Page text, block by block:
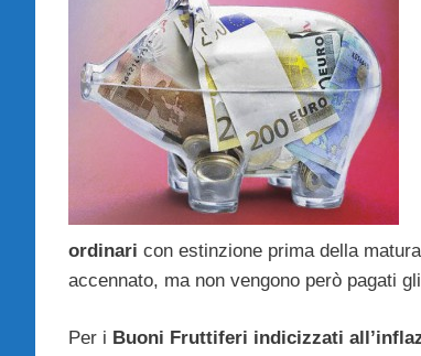
ordinari con estinzione prima della
accennato, ma non vengono però pagati gli
Per i Buoni Fruttiferi indicizzati